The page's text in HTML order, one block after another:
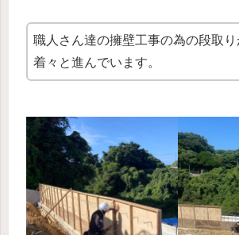
職人さん達の擁壁工事の為の段取り
着々と進んでいます。